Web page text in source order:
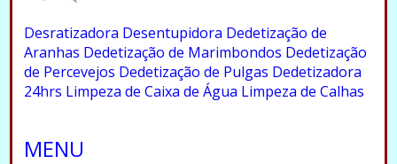
Desratizadora Desentupidora Dedetização de
Aranhas Dedetização de Marimbondos Dedetização
de Percevejos Dedetização de Pulgas Dedetizadora
24hrs Limpeza de Caixa de Água Limpeza de Calhas
MENU